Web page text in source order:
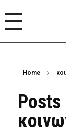
Home